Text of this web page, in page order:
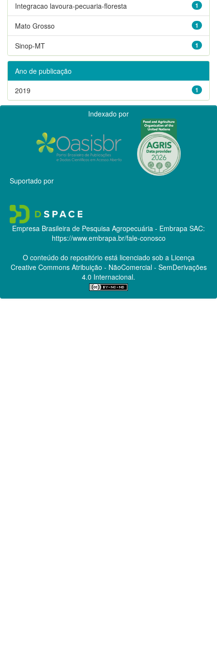
1
Integracao lavoura-pecuaria-floresta
1
Mato Grosso
1
Sinop-MT
Ano de publicação
1
2019
Indexado por
Suportado por
Empresa Brasileira de Pesquisa Agropecuária - Embrapa SAC:
https://www.embrapa.br/fale-conosco
O conteúdo do repositório está licenciado sob a Licença
Creative CommonsAtribuição - NãoComercial - SemDerivações
4.0 Internacional.